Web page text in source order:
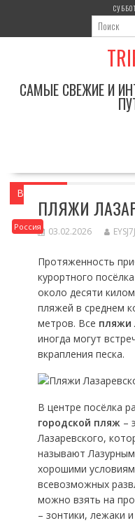
содержимому
САМЫЕ СВЕЖИЕ И
Вы здесь
Россия
ПЛЯЖИ
03.02.2026
Протяженность
курортного
около десяти
пляжей в среднем
метров. Все пляжи
иногда могут
вкрапления песка.
В центре посёлка
городской пляж–
Лазаревского,
называют
хорошими
всевозможных
можно взять на
– зонтики, лежаки